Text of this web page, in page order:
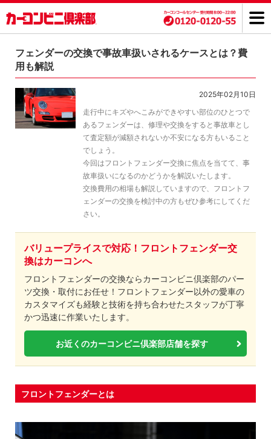
フェンダーの交換で事故車扱いされるケースとは？費
用も解説
2025年02月10日
走行中にキズやへこみができやすい部位のひとつで
あるフェンダーは、修理や交換をすると事故車とし
て査定額が減額されないか不安になる方もいること
でしょう。
今回はフロントフェンダー交換に焦点を当てて、事
故車扱いになるのかどうかを解説いたします。
交換費用の相場も解説していますので、フロントフ
ェンダーの交換を検討中の方もぜひ参考にしてくだ
さい。
バリュープライスで対応！フロントフェンダー交
換はカーコンへ
フロントフェンダーの交換ならカーコンビニ倶楽部のパー
ツ交換・取付にお任せ！フロントフェンダー以外の愛車の
カスタマイズも経験と技術を持ち合わせたスタッフが丁寧
かつ迅速に作業いたします。
お近くのカーコンビニ倶楽部店舗を探す
フロントフェンダーとは